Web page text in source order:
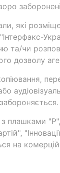
які
та/чи
дозволу
плашками
на